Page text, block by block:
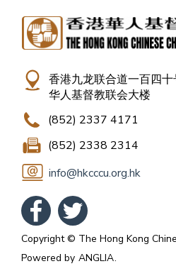
香港九龙联合道一百四十
华人基督教联会大楼
(852) 2337 4171
(852) 2338 2314
info@hkcccu.org.hk
Copyright © The Hong Kong
Powered by ANGLIA.